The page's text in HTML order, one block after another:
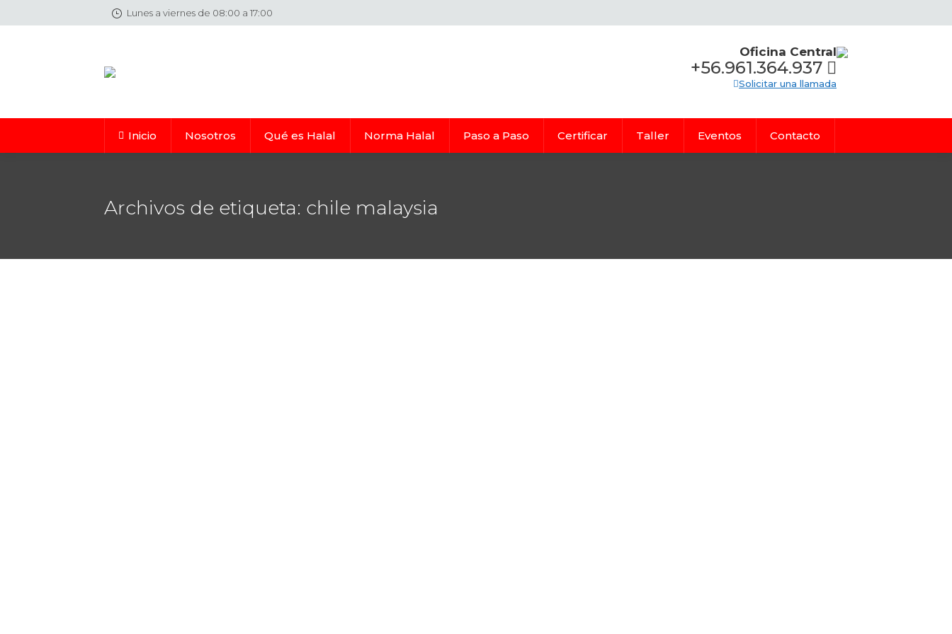
Lunes a viernes de 08:00 a 17:00
Oficina Central
+56.961.364.937
Solicitar una llamada
Inicio Nosotros Qué es Halal Norma Halal Paso a Paso Certificar Taller Eventos Contacto
Archivos de etiqueta: chile malaysia